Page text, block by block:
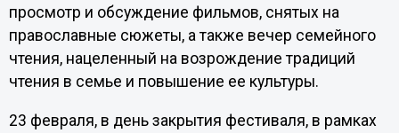
просмотр и обсуждение фильмов, снятых на
православные сюжеты, а также вечер семейного
чтения, нацеленный на возрождение традиций
чтения в семье и повышение ее культуры.
23 февраля, в день закрытия фестиваля, в рамках